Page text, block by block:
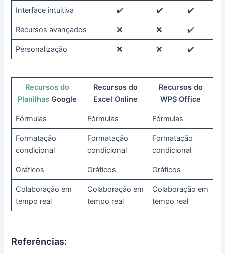
Interface intuitiva ✔️ ✔️ ✔️
Recursos avançados ❌ ❌ ✔️
Personalização ❌ ❌ ✔️
Recursos do
Planilhas Google
Recursos do
Excel Online
Recursos do
WPS Office
Fórmulas Fórmulas Fórmulas
Formatação
condicional
Formatação
condicional
Formatação
condicional
Gráficos Gráficos Gráficos
Colaboração em
tempo real
Colaboração em
tempo real
Colaboração em
tempo real
Referências: